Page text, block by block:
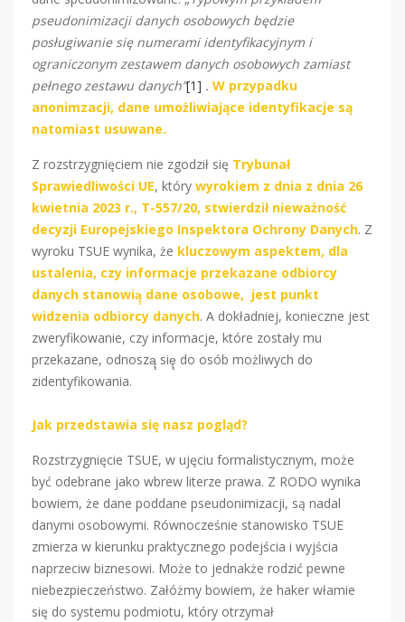
pseudonimizacji danych osobowych będzie
posługiwanie się numerami identyfikacyjnym i
ograniczonym zestawem danych osobowych zamiast
pełnego zestawu danych”[1] . W przypadku
anonimzacji, dane umożliwiające identyfikacje są
natomiast usuwane.
Z rozstrzygnięciem nie zgodził się Trybunał
Sprawiedliwości UE, który wyrokiem z dnia z dnia 26
kwietnia 2023 r., T-557/20, stwierdził nieważność
decyzji Europejskiego Inspektora Ochrony Danych. Z
wyroku TSUE wynika, że kluczowym aspektem, dla
ustalenia, czy informacje przekazane odbiorcy
danych stanowią̨ dane osobowe, jest punkt
widzenia odbiorcy danych. A dokładniej, konieczne jest
zweryfikowanie, czy informacje, które zostały mu
przekazane, odnoszą̨ się̨ do osób możliwych do
zidentyfikowania.
Jak przedstawia się nasz pogląd?
Rozstrzygnięcie TSUE, w ujęciu formalistycznym, może
być odebrane jako wbrew literze prawa. Z RODO wynika
bowiem, że dane poddane pseudonimizacji, są nadal
danymi osobowymi. Równocześnie stanowisko TSUE
zmierza w kierunku praktycznego podejścia i wyjścia
naprzeciw biznesowi. Może to jednakże rodzić pewne
niebezpieczeństwo. Załóżmy bowiem, że haker włamie
się do systemu podmiotu, który otrzymał